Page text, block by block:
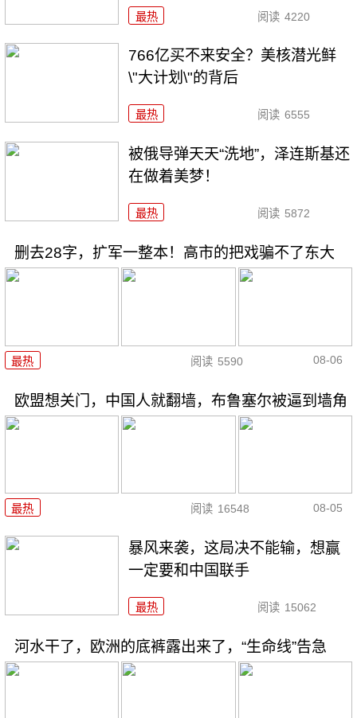
最热 阅读 4220
766亿买不来安全？美核潜光鲜
\"大计划\"的背后
最热 阅读 6555
被俄导弹天天“洗地”，泽连斯基还
在做着美梦！
最热 阅读 5872
删去28字，扩军一整本！高市的把戏骗不了东大
最热 阅读 5590 08-06
欧盟想关门，中国人就翻墙，布鲁塞尔被逼到墙角
最热 阅读 16548 08-05
暴风来袭，这局决不能输，想赢
一定要和中国联手
最热 阅读 15062
河水干了，欧洲的底裤露出来了，“生命线”告急